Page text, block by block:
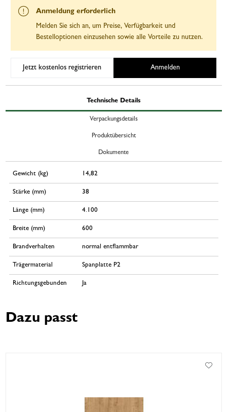
Anmeldung erforderlich
Melden Sie sich an, um Preise, Verfügbarkeit und
Bestelloptionen einzusehen sowie alle Vorteile zu nutzen.
Jetzt kostenlos registrieren Anmelden
Technische Details
Verpackungsdetails
Produktübersicht
Dokumente
Gewicht (kg) 14,82
Stärke (mm) 38
Länge (mm) 4.100
Breite (mm) 600
Brandverhalten normal entflammbar
Trägermaterial Spanplatte P2
Richtungsgebunden Ja
Dazu passt